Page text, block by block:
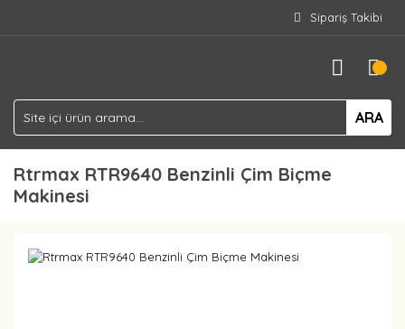
Sipariş Takibi
ARA
Rtrmax RTR9640 Benzinli Çim Biçme
Makinesi